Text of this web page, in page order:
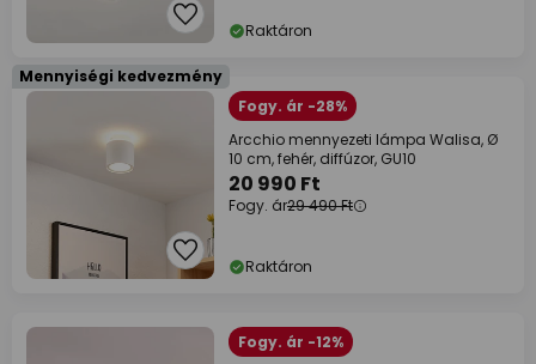
Raktáron
Mennyiségi kedvezmény
Fogy. ár -28%
Arcchio mennyezeti lámpa Walisa, Ø
10 cm, fehér, diffúzor, GU10
20 990 Ft
Fogy. ár29 490 Ft
Raktáron
Fogy. ár -12%